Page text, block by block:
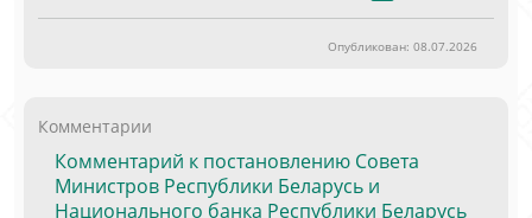
Опубликован: 08.07.2026
Комментарии
Комментарий к постановлению Совета
Министров Республики Беларусь и
Национального банка Республики Беларусь